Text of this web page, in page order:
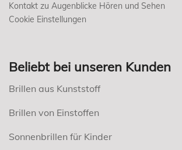
Kontakt zu Augenblicke Hören und Sehen
Cookie Einstellungen
Beliebt bei unseren Kunden
Brillen aus Kunststoff
Brillen von Einstoffen
Sonnenbrillen für Kinder